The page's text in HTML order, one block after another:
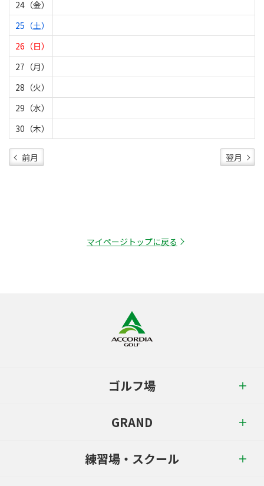
24（金）
25（土）
26（日）
27（月）
28（火）
29（水）
30（木）
前月 翌月
マイページトップに戻る
ゴルフ場
GRAND
練習場・スクール